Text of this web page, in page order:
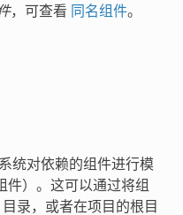
，可查看 同名组件。
统对依赖的组件进行模
件）。这可以通过将组
目录，或者在项目的根目